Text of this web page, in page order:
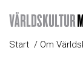
Start Om